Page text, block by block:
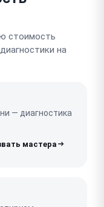
стоимость
на
— диагностика